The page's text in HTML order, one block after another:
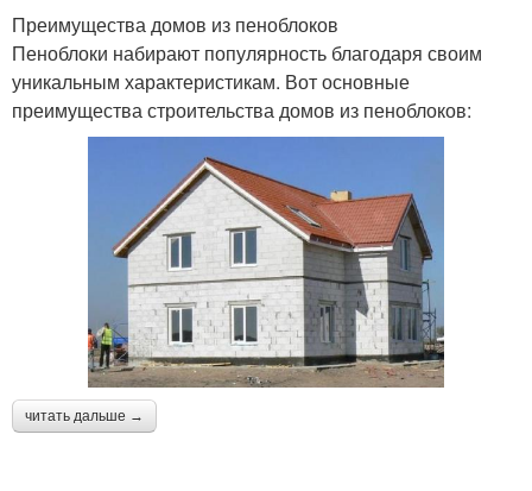
Преимущества домов из пеноблоков
Пеноблоки набирают популярность благодаря своим
уникальным характеристикам. Вот основные
преимущества строительства домов из пеноблоков:
читать дальше →